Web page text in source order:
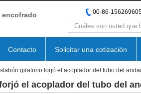
encofrado
00-86-
Contacto Solicitar una cotización
giratorio forjó el acoplador del tubo del
el acoplador del tubo del